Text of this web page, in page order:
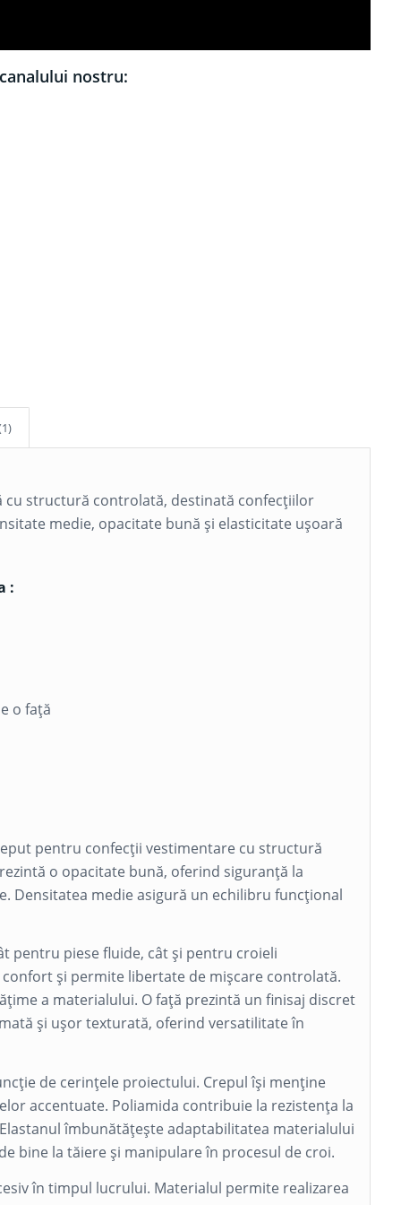
nostru:
structură controlată, destinată confecțiilor
medie, opacitate bună și elasticitate ușoară
:
o față
pentru confecții vestimentare cu structură
o opacitate bună, oferind siguranță la
Densitatea medie asigură un echilibru funcțional
pentru piese fluide, cât și pentru croieli
și permite libertate de mișcare controlată.
a materialului. O față prezintă un finisaj discret
și ușor texturată, oferind versatilitate în
de cerințele proiectului. Crepul își menține
accentuate. Poliamida contribuie la rezistența la
îmbunătățește adaptabilitatea materialului
bine la tăiere și manipulare în procesul de croi.
în timpul lucrului. Materialul permite realizarea